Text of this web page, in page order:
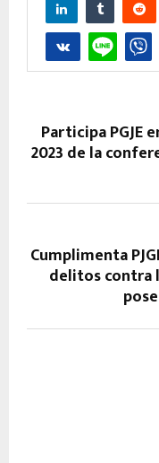
Participa PGJE
2023 de la
Cumplimenta
delitos contra